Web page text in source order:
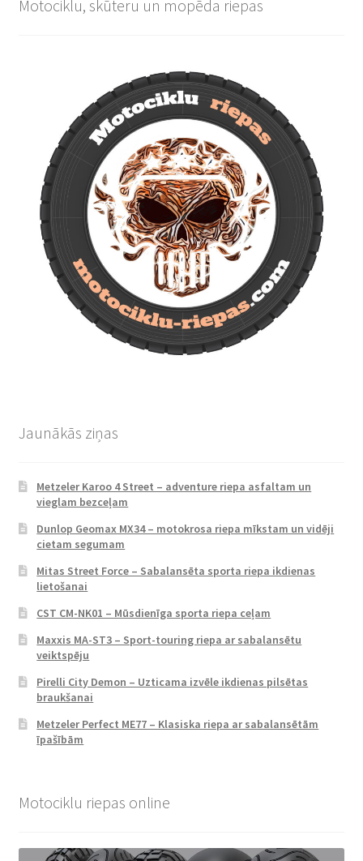
Motociklu, skūteru un mopēda riepas
Jaunākās ziņas
Metzeler Karoo 4 Street – adventure riepa asfaltam un
vieglam bezceļam
Dunlop Geomax MX34 – motokrosa riepa mīkstam un vidēji
cietam segumam
Mitas Street Force – Sabalansēta sporta riepa ikdienas
lietošanai
CST CM-NK01 – Mūsdienīga sporta riepa ceļam
Maxxis MA-ST3 – Sport-touring riepa ar sabalansētu
veiktspēju
Pirelli City Demon – Uzticama izvēle ikdienas pilsētas
braukšanai
Metzeler Perfect ME77 – Klasiska riepa ar sabalansētām
īpašībām
Motociklu riepas online